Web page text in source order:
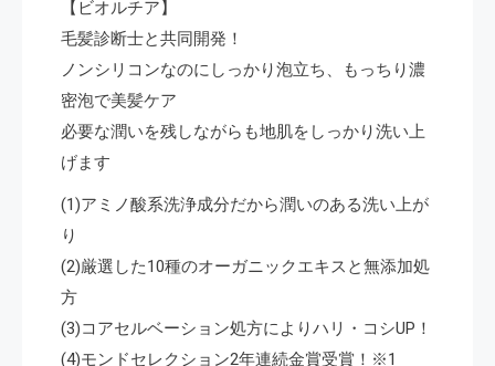
【ビオルチア】
毛髪診断士と共同開発！
ノンシリコンなのにしっかり泡立ち、もっちり濃
密泡で美髪ケア
必要な潤いを残しながらも地肌をしっかり洗い上
げます
(1)アミノ酸系洗浄成分だから潤いのある洗い上が
り
(2)厳選した10種のオーガニックエキスと無添加処
方
(3)コアセルベーション処方によりハリ・コシUP！
(4)モンドセレクション2年連続金賞受賞！※1